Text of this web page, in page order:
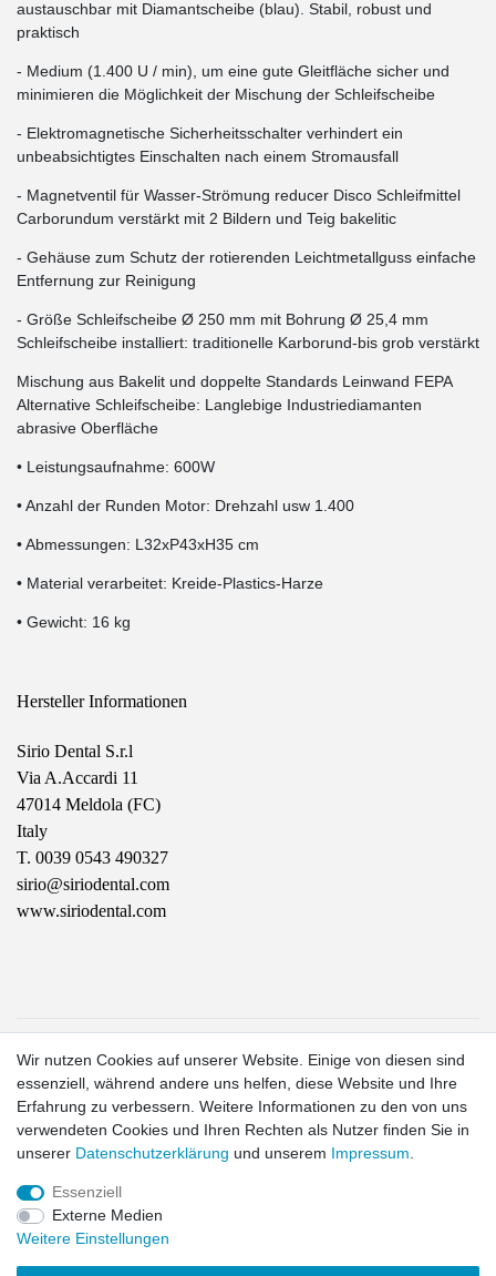
austauschbar mit Diamantscheibe (blau). Stabil, robust und
praktisch
- Medium (1.400 U / min), um eine gute Gleitfläche sicher und
minimieren die Möglichkeit der Mischung der Schleifscheibe
- Elektromagnetische Sicherheitsschalter verhindert ein
unbeabsichtigtes Einschalten nach einem Stromausfall
- Magnetventil für Wasser-Strömung reducer Disco Schleifmittel
Carborundum verstärkt mit 2 Bildern und Teig bakelitic
- Gehäuse zum Schutz der rotierenden Leichtmetallguss einfache
Entfernung zur Reinigung
- Größe Schleifscheibe Ø 250 mm mit Bohrung Ø 25,4 mm
Schleifscheibe installiert: traditionelle Karborund-bis grob verstärkt
Mischung aus Bakelit und doppelte Standards Leinwand FEPA
Alternative Schleifscheibe: Langlebige Industriediamanten
abrasive Oberfläche
• Leistungsaufnahme: 600W
• Anzahl der Runden Motor: Drehzahl usw 1.400
• Abmessungen: L32xP43xH35 cm
• Material verarbeitet: Kreide-Plastics-Harze
• Gewicht: 16 kg
Hersteller Informationen
Sirio Dental S.r.l
Via A.Accardi 11
47014 Meldola (FC)
Italy
T. 0039 0543 490327
sirio@siriodental.com
www.siriodental.com
1Gilt für Lieferungen in folgendes Land: Deutschland.
Lieferzeiten für andere Länder und Informationen zur
Berechnung des Liefertermins siehe hier:Liefer- und
Zahlungsbedingungen
2exkl. MwSt.
Widerrufs­recht Widerrufs­formular
erklärung
Wir nutzen Cookies auf unserer Website. Einige von diesen sind
essenziell, während andere uns helfen, diese Website und Ihre
Erfahrung zu verbessern. Weitere Informationen zu den von uns
verwendeten Cookies und Ihren Rechten als Nutzer finden Sie in
unserer Daten­schutz­erklärung und unserem Impressum
Essenziell
Externe Medien
Weitere Einstellungen